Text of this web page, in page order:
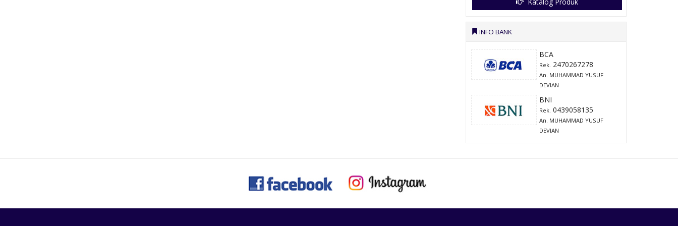
INFO BANK
BCA
Rek. 2470267278
An. MUHAMMAD YUSUF
DEVIAN
BNI
Rek. 0439058135
An. MUHAMMAD YUSUF
DEVIAN